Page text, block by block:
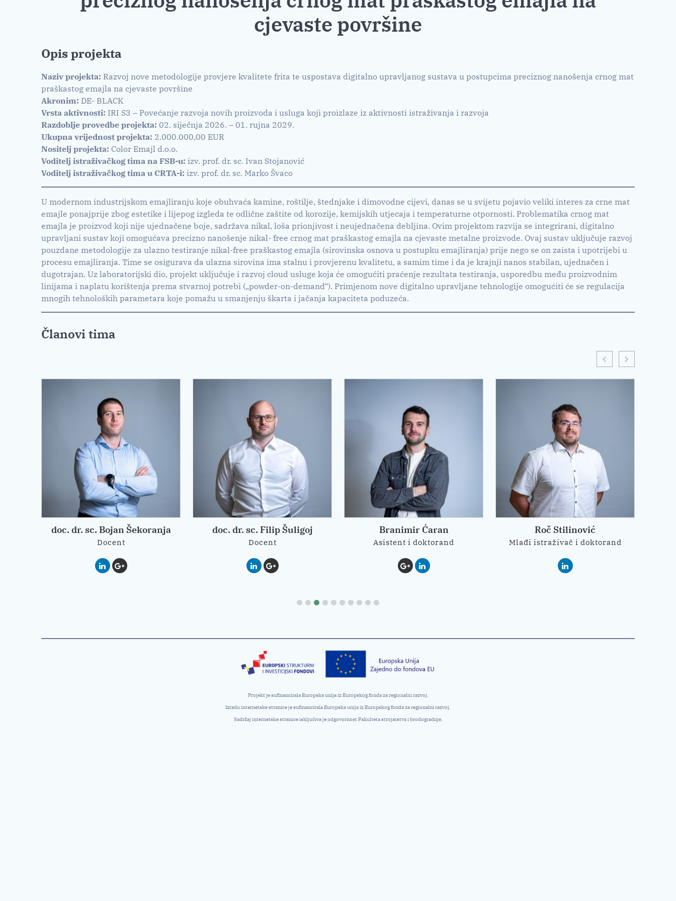
cjevaste površine
Opis projekta
Naziv projekta: Razvoj nove metodologije provjere kvalitete frita te uspostava digitalno upravljanog sustava u postupcima preciznog nanošenja crnog mat
praškastog emajla na cjevaste površine
Akronim: DE- BLACK
Vrsta aktivnosti: IRI S3 – Povećanje razvoja novih proizvoda i usluga koji proizlaze iz aktivnosti istraživanja i razvoja
Razdoblje provedbe projekta: 02. siječnja 2026. – 01. rujna 2029.
Ukupna vrijednost projekta: 2.000.000,00 EUR
Nositelj projekta:Color Emajl d.o.o.
Voditelj istraživačkog tima na FSB-u:izv. prof. dr. sc. Ivan Stojanović
Voditelj istraživačkog tima u CRTA-i:izv. prof. dr. sc. Marko Švaco
U modernom industrijskom emajliranju koje obuhvaća kamine, roštilje, štednjake i dimovodne cijevi, danas se u svijetu pojavio veliki interes za crne mat
emajle ponajprije zbog estetike i lijepog izgleda te odlične zaštite od korozije, kemijskih utjecaja i temperaturne otpornosti. Problematika crnog mat
emajla je proizvod koji nije ujednačene boje, sadržava nikal, loša prionjivost i neujednačena debljina. Ovim projektom razvija se integrirani, digitalno
upravljani sustav koji omogućava precizno nanošenje nikal- free crnog mat praškastog emajla na cjevaste metalne proizvode. Ovaj sustav uključuje razvoj
pouzdane metodologije za ulazno testiranje nikal-free praškastog emajla (sirovinska osnova u postupku emajliranja) prije nego se on zaista i upotrijebi u
procesu emajliranja. Time se osigurava da ulazna sirovina ima stalnu i provjerenu kvalitetu, a samim time i da je krajnji nanos stabilan, ujednačen i
dugotrajan. Uz laboratorijski dio, projekt uključuje i razvoj cloud usluge koja će omogućiti praćenje rezultata testiranja, usporedbu među proizvodnim
linijama i naplatu korištenja prema stvarnoj potrebi („powder-on-demand“). Primjenom nove digitalno upravljane tehnologije omogućiti će se regulacija
mnogih tehnoloških parametara koje pomažu u smanjenju škarta i jačanja kapaciteta poduzeća.
Članovi tima
doc. dr. sc. Bojan Šekoranja
Docent
doc. dr. sc. Filip Šuligoj
Docent
Branimir Ćaran
Asistent i doktorand
Roč Stilinović
Mlađi istraživač i doktorand
Projekt je sufinancirala Europska unija iz Europskog fonda za regionalni razvoj.
Izradu internetske stranice je sufinancirala Europska unija iz Europskog fonda za regionalni razvoj.
Sadržaj internetske stranice isključiva je odgovornost Fakulteta strojarstva i brodogradnje.